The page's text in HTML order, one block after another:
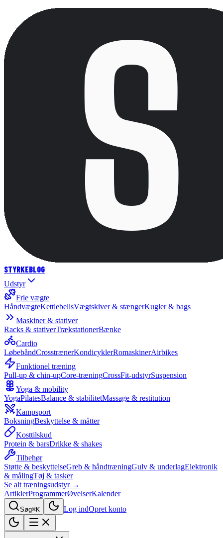
STYRKEBLOG
Udstyr
Frie vægte
HåndvægteKettlebellsVægtskiver & stængerKugler & bags
Maskiner & stativer
Racks & stativerTrækstationerBænke
Cardio
LøbebåndCrosstrænerKondicyklerRomaskinerAirbikes
Funktionel træning
Pull-up & chin-upCore-træningCrossFit-udstyrSuspension
Yoga & mobility
YogaPilatesBalance & stabilitetMassage & restitution
Kampsport
BoksningBeskyttelse & måtter
Kosttilskud
Protein & barsDrikke & shakes
Tilbehør
Støtte & beskyttelseGreb & håndtræningGulv & underlagElektronik
& målingTøj & tasker
Se alt træningsudstyr →
ArtiklerProgrammerØvelserKalender
Søg⌘K Log indOpret konto